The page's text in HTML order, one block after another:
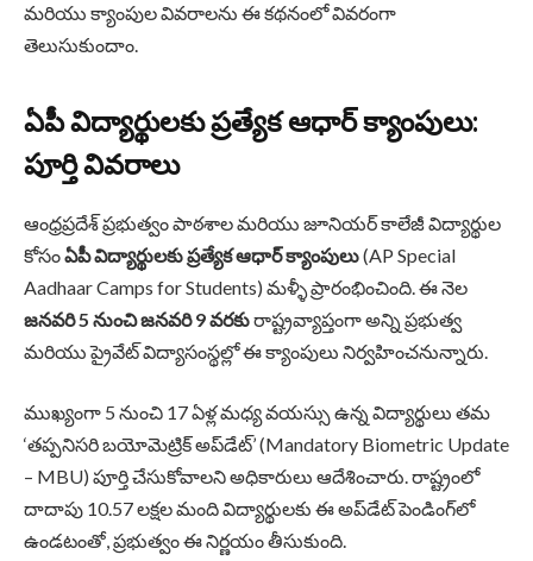
మరియు క్యాంపుల వివరాలను ఈ కథనంలో వివరంగా
తెలుసుకుందాం.
ఏపీ విద్యార్థులకు ప్రత్యేక ఆధార్ క్యాంపులు:
పూర్తి వివరాలు
ఆంధ్రప్రదేశ్ ప్రభుత్వం పాఠశాల మరియు జూనియర్ కాలేజీ విద్యార్థుల
కోసంఏపీ విద్యార్థులకు ప్రత్యేక ఆధార్ క్యాంపులు(AP Special
Aadhaar Camps for Students) మళ్ళీ ప్రారంభించింది. ఈ నెల
జనవరి 5 నుంచి జనవరి 9 వరకురాష్ట్రవ్యాప్తంగా అన్ని ప్రభుత్వ
మరియు ప్రైవేట్ విద్యాసంస్థల్లో ఈ క్యాంపులు నిర్వహించనున్నారు.
ముఖ్యంగా 5 నుంచి 17 ఏళ్ల మధ్య వయస్సు ఉన్న విద్యార్థులు తమ
‘తప్పనిసరి బయోమెట్రిక్ అప్‌డేట్’ (Mandatory Biometric Update
– MBU) పూర్తి చేసుకోవాలని అధికారులు ఆదేశించారు. రాష్ట్రంలో
దాదాపు 10.57 లక్షల మంది విద్యార్థులకు ఈ అప్‌డేట్ పెండింగ్‌లో
ఉండటంతో, ప్రభుత్వం ఈ నిర్ణయం తీసుకుంది.